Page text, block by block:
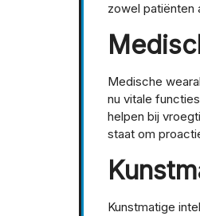
zowel patiënten
Medische
nu vitale
helpen bij
staat om
Kunstmatige